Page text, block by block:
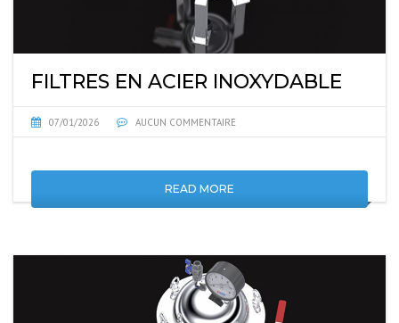
FILTRES EN ACIER INOXYDABLE
07/01/2026 AUCUN COMMENTAIRE
READ MORE